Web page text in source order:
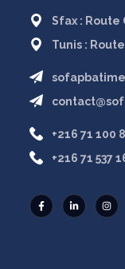
Sfax : Route
Tunis :
+216 71 100
+216 71 537